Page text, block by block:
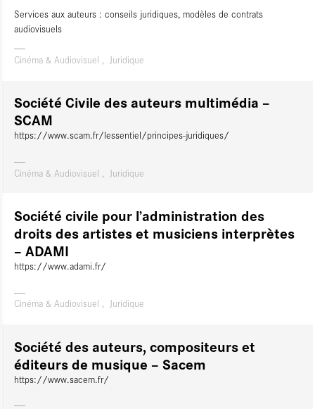
Services aux auteurs : conseils juridiques, modèles de contrats
audiovisuels
Cinéma & Audiovisuel Juridique
Société Civile des auteurs multimédia –
SCAM
https://www.scam.fr/lessentiel/principes-juridiques/
Cinéma & Audiovisuel Juridique
Société civile pour l’administration des
droits des artistes et musiciens interprètes
– ADAMI
https://www.adami.fr/
Cinéma & Audiovisuel Juridique
Société des auteurs, compositeurs et
éditeurs de musique – Sacem
https://www.sacem.fr/